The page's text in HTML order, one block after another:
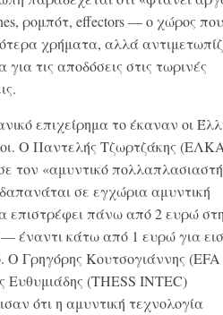
ρομπότ, effectors — ο χώρος
χρήματα, αλλά
τις αποδόσεις στις τωρινές
επιχείρημα το έκαναν οι
Ο Παντελής Τζωρτζάκης
τον «αμυντικό
σε εγχώρια αμυντική
επιστρέφει πάνω από 2 ευρώ
— έναντι κάτω από 1 ευρώ για
Ο Γρηγόρης Κουτσογιάννης (EFA
Ευθυμιάδης (THESS INTEC)
ότι η αμυντική τεχνολογία